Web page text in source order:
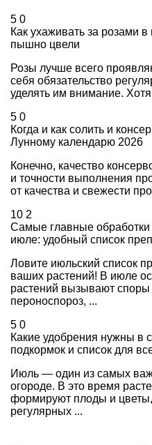
5 0
Как ухаживать за розами
пышно цвели
Розы лучше всего
себя обязательство
уделять им внимание.
5 0
Когда и как солить и
Лунному календарю 2026
Конечно, качество
и точности выполнения
от качества и свежести
10 2
Самые главные обработки
июле: удобный список
Ловите июльский список
ваших растений! В июле
растений вызывают
пероноспороз, ...
5 0
Какие удобрения нужны в
подкормок и список для
Июль — один из самых
огороде. В это время
формируют плоды и цветы,
регулярных ...